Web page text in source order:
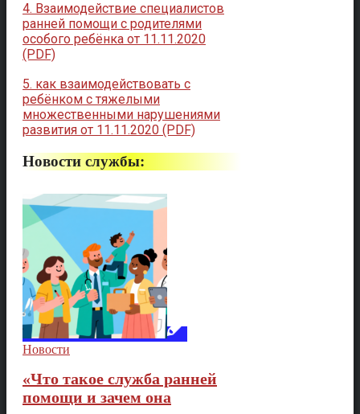
4. Взаимодействие специалистов
ранней помощи с родителями
особого ребёнка от 11.11.2020
(PDF)
5. как взаимодействовать с
ребёнком с тяжелыми
множественными нарушениями
развития от 11.11.2020 (PDF)
Новости службы:
Новости
«Что такое служба ранней
помощи и зачем она